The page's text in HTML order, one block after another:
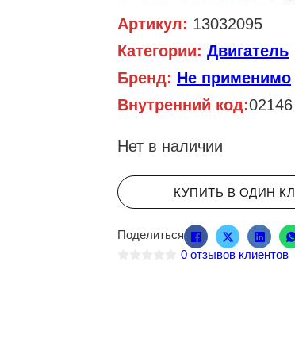
Артикул: 13032095
Категории: Двигатель
Бренд: Не применимо
Внутренний код:02146
Нет в наличии
КУПИТЬ В ОДИН
Поделиться
0 отзывов клиентов